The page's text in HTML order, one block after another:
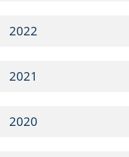
2022
2021
2020